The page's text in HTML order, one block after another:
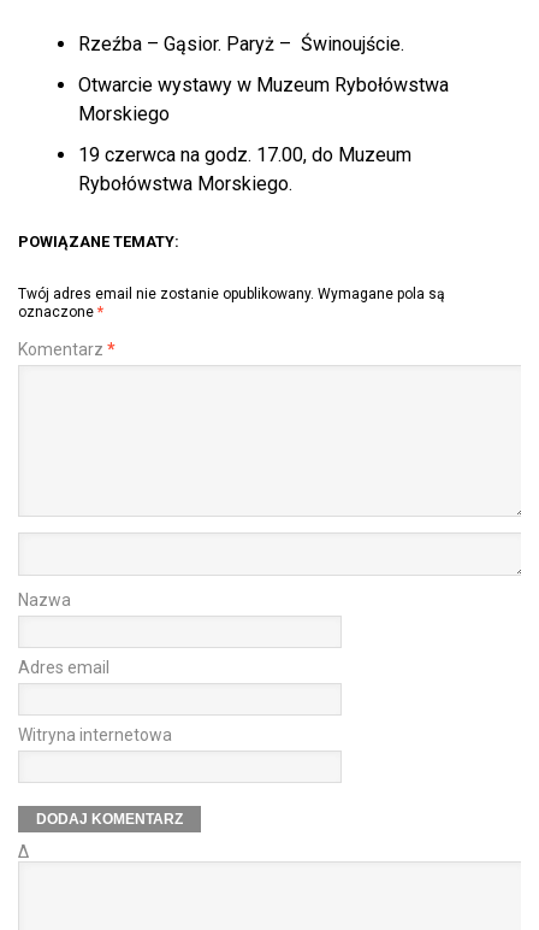
Rzeźba – Gąsior. Paryż – Świnoujście.
Otwarcie wystawy w Muzeum Rybołówstwa
Morskiego
19 czerwca na godz. 17.00, do Muzeum
Rybołówstwa Morskiego.
POWIĄZANE TEMATY:
Twój adres email nie zostanie opublikowany. Wymagane pola są
oznaczone *
Komentarz *
Nazwa
Adres email
Witryna internetowa
Δ